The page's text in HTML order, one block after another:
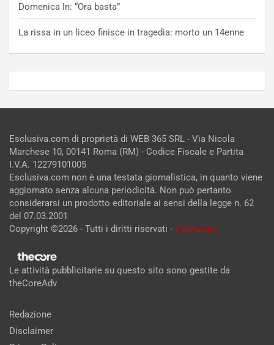
Domenica In: “Ora basta”
La rissa in un liceo finisce in tragedia: morto un 14enne
Esclusiva.com di proprietà di WEB 365 SRL - Via Nicola
Marchese 10, 00141 Roma (RM) - Codice Fiscale e Partita
I.V.A. 12279101005
Esclusiva.com non è una testata giornalistica, in quanto viene
aggiornato senza alcuna periodicità. Non può pertanto
considerarsi un prodotto editoriale ai sensi della legge n. 62
del 07.03.2001
Copyright ©2026 - Tutti i diritti riservati - Contattaci
Le attività pubblicitarie su questo sito sono gestite da
theCoreAdv
Redazione
Disclaimer